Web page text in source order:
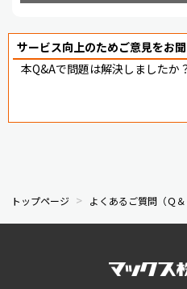
サービス向上のためご意見をお
本Q&Aで問題は解決しましたか
トップページ よくあるご質問（Ｑ＆